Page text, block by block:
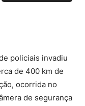
policiais invadiu
de 400 km de
ocorrida no
de segurança